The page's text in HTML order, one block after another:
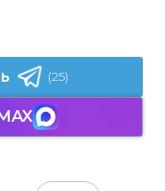
(25)